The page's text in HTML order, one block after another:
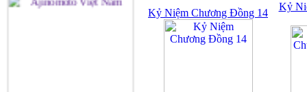
Kỷ Niệm Chương Đồng 14
Kỷ